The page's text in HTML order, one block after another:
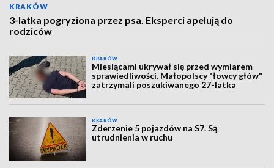
KRAKÓW
3-latka pogryziona przez psa. Eksperci apelują do
rodziców
KRAKÓW
Miesiącami ukrywał się przed wymiarem
sprawiedliwości. Małopolscy "łowcy głów"
zatrzymali poszukiwanego 27-latka
KRAKÓW
Zderzenie 5 pojazdów na S7. Są
utrudnienia w ruchu